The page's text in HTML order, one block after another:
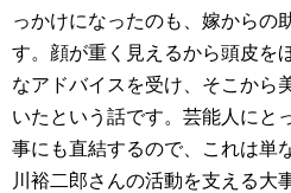
っかけになったのも、嫁からの
す。顔が重く見えるから頭皮を
なアドバイスを受け、そこから
いたという話です。芸能人にと
事にも直結するので、これは単
川裕二郎さんの活動を支える大